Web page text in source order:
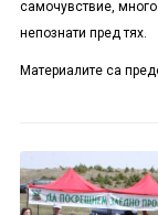
самочувствие,
непознати пред тях.
Материалите са